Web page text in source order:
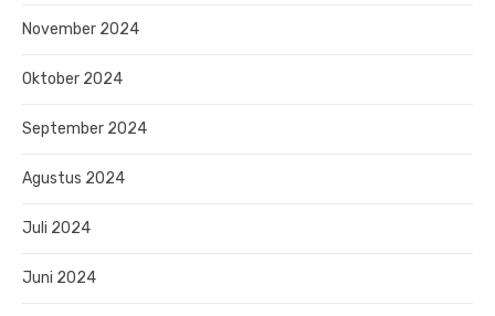
November 2024
Oktober 2024
September 2024
Agustus 2024
Juli 2024
Juni 2024